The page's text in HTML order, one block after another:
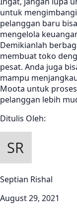
untuk
pelanggan baru
mengelola
Demikianlah
membuat toko
pesat. Anda juga
mampu
Moota untuk
pelanggan lebih
Ditulis Oleh:
Septian Rishal
August 29, 2021